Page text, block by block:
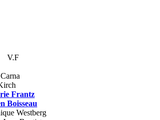
V.F
Frantz
Boisseau
Westberg